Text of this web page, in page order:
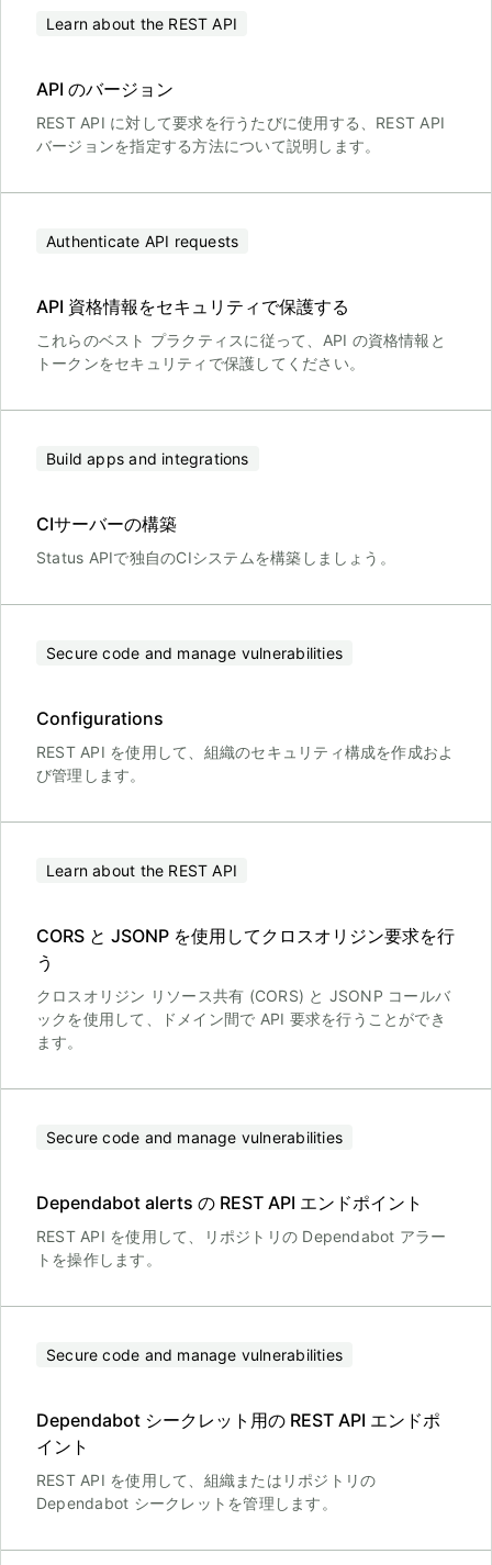
Learn about the REST API
API のバージョン
REST API に対して要求を行うたびに使用する、REST API
バージョンを指定する方法について説明します。
Authenticate API requests
API 資格情報をセキュリティで保護する
これらのベスト プラクティスに従って、API の資格情報と
トークンをセキュリティで保護してください。
Build apps and integrations
CIサーバーの構築
Status APIで独自のCIシステムを構築しましょう。
Secure code and manage vulnerabilities
Configurations
REST API を使用して、組織のセキュリティ構成を作成およ
び管理します。
Learn about the REST API
CORS と JSONP を使用してクロスオリジン要求を行
う
クロスオリジン リソース共有 (CORS) と JSONP コールバ
ックを使用して、ドメイン間で API 要求を行うことができ
ます。
Secure code and manage vulnerabilities
Dependabot alerts の REST API エンドポイント
REST API を使用して、リポジトリの Dependabot アラー
トを操作します。
Secure code and manage vulnerabilities
Dependabot シークレット用の REST API エンドポ
イント
REST API を使用して、組織またはリポジトリの
Dependabot シークレットを管理します。